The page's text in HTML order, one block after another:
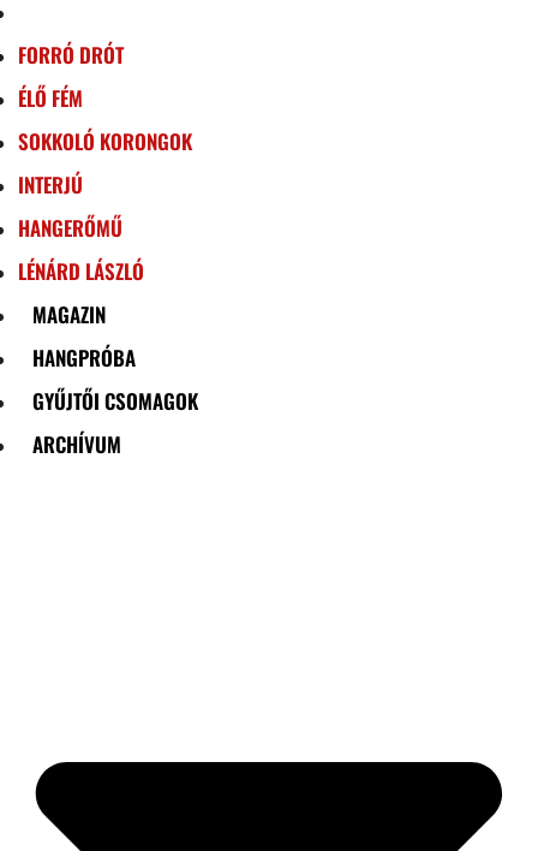
FORRÓ DRÓT
ÉLŐ FÉM
SOKKOLÓ KORONGOK
INTERJÚ
HANGERŐMŰ
LÉNÁRD LÁSZLÓ
MAGAZIN
HANGPRÓBA
GYŰJTŐI CSOMAGOK
ARCHÍVUM